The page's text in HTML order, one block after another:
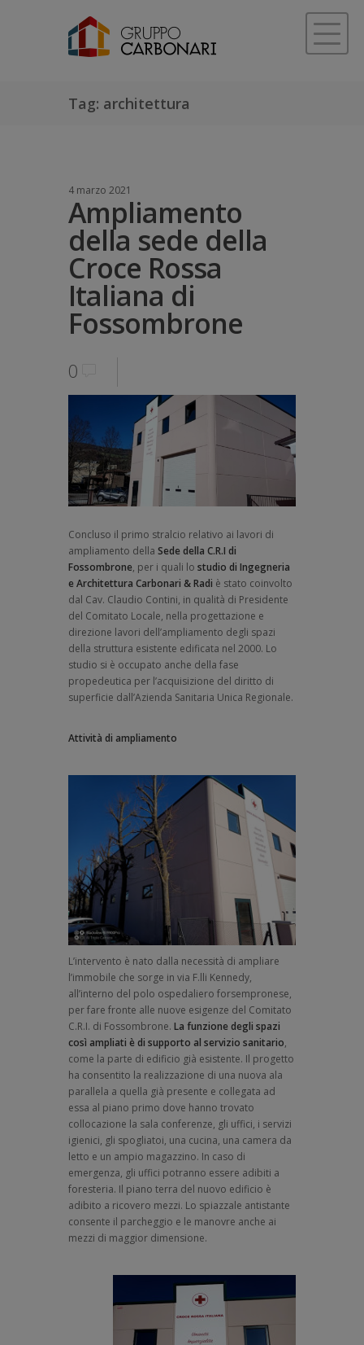
Tag: architettura
4 marzo 2021
Ampliamento
della sede della
Croce Rossa
Italiana di
Fossombrone
0
Concluso il primo stralcio relativo ai lavori di
ampliamento della Sede della C.R.I di
Fossombrone, per i quali lo studio di Ingegneria
e Architettura Carbonari & Radi è stato coinvolto
dal Cav. Claudio Contini, in qualità di Presidente
del Comitato Locale, nella progettazione e
direzione lavori dell’ampliamento degli spazi
della struttura esistente edificata nel 2000. Lo
studio si è occupato anche della fase
propedeutica per l’acquisizione del diritto di
superficie dall’Azienda Sanitaria Unica Regionale.
Attività di ampliamento
L’intervento è nato dalla necessità di ampliare
l’immobile che sorge in via F.lli Kennedy,
all’interno del polo ospedaliero forsempronese,
per fare fronte alle nuove esigenze del Comitato
C.R.I. di Fossombrone. La funzione degli spazi
così ampliati è di supporto al servizio sanitario,
come la parte di edificio già esistente. Il progetto
ha consentito la realizzazione di una nuova ala
parallela a quella già presente e collegata ad
essa al piano primo dove hanno trovato
collocazione la sala conferenze, gli uffici, i servizi
igienici, gli spogliatoi, una cucina, una camera da
letto e un ampio magazzino. In caso di
emergenza, gli uffici potranno essere adibiti a
foresteria. Il piano terra del nuovo edificio è
adibito a ricovero mezzi. Lo spiazzale antistante
consente il parcheggio e le manovre anche ai
mezzi di maggior dimensione.